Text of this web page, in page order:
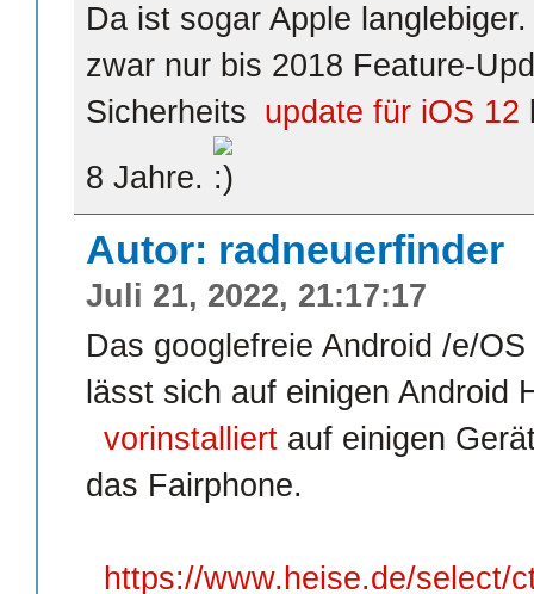
Da ist sogar Apple
zwar nur bis 2018 Feature-
Sicherheits update für iOS 12
8 Jahre.
Autor: radneuerfinder
Juli 21, 2022, 21:17:17
Das googlefreie Android /e/
lässt sich auf einigen Android
vorinstalliert auf einigen
das Fairphone.
https://www.heise.de/select/